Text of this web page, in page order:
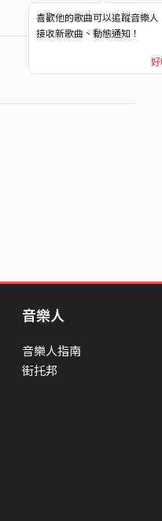
喜歡他的歌曲可以追蹤音樂人
接收新歌曲、動態通知！
好
音樂人
音樂人指南
街托邦